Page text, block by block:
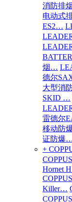
消防排
电动式
ES2…
烟…
德尔
大型消
SKID …
雷德尔
移动防
证防爆
+
Hornet
Killer…